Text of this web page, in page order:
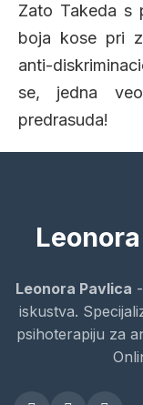
Zato Takeda s
boja kose pri
anti-
se, jedna
predrasuda!
Leonora Pavlica
iskustva.
psihoterapiju za